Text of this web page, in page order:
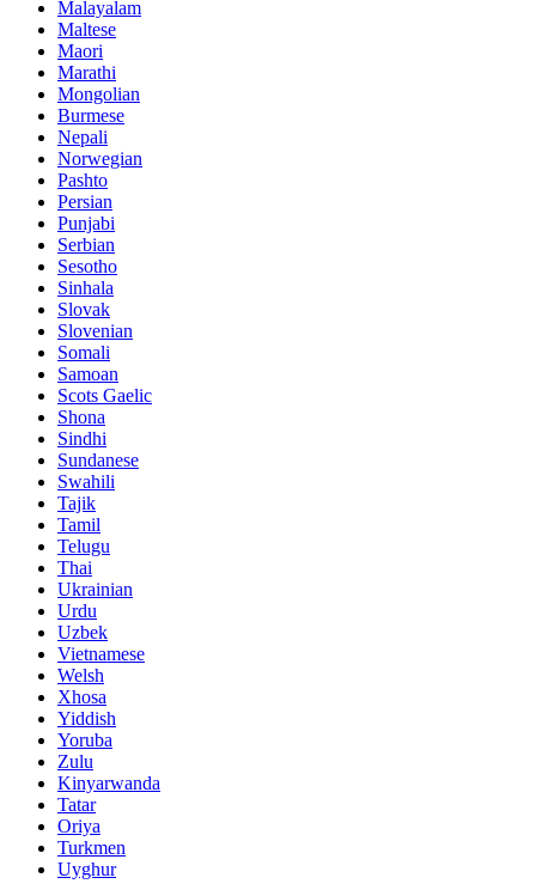
Malayalam
Maltese
Maori
Marathi
Mongolian
Burmese
Nepali
Norwegian
Pashto
Persian
Punjabi
Serbian
Sesotho
Sinhala
Slovak
Slovenian
Somali
Samoan
Scots Gaelic
Shona
Sindhi
Sundanese
Swahili
Tajik
Tamil
Telugu
Thai
Ukrainian
Urdu
Uzbek
Vietnamese
Welsh
Xhosa
Yiddish
Yoruba
Zulu
Kinyarwanda
Tatar
Oriya
Turkmen
Uyghur